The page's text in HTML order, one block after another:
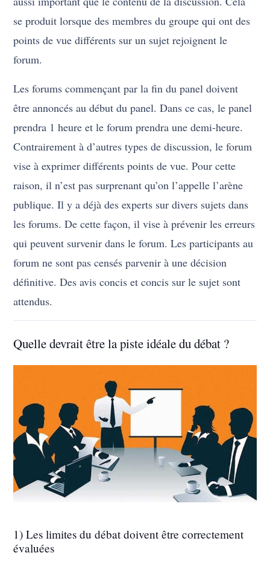
se produit lorsque des membres du groupe qui ont des
points de vue différents sur un sujet rejoignent le
forum.
Les forums commençant par la fin du panel doivent
être annoncés au début du panel. Dans ce cas, le panel
prendra 1 heure et le forum prendra une demi-heure.
Contrairement à d’autres types de discussion, le forum
vise à exprimer différents points de vue. Pour cette
raison, il n’est pas surprenant qu’on l’appelle l’arène
publique. Il y a déjà des experts sur divers sujets dans
les forums. De cette façon, il vise à prévenir les erreurs
qui peuvent survenir dans le forum. Les participants au
forum ne sont pas censés parvenir à une décision
définitive. Des avis concis et concis sur le sujet sont
attendus.
Quelle devrait être la piste idéale du débat ?
1) Les limites du débat doivent être correctement
évaluées